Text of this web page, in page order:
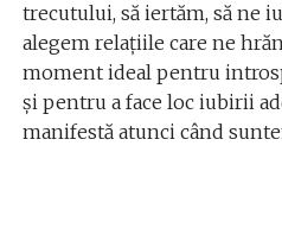
trecutului, să iertăm, să ne
alegem relațiile care ne
moment ideal pentru
și pentru a face loc iubirii
manifestă atunci când